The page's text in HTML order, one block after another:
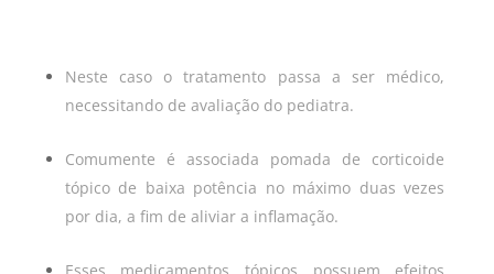
Neste caso o tratamento passa a ser médico,
necessitando de avaliação do pediatra.
Comumente é associada pomada de corticoide
tópico de baixa potência no máximo duas vezes
por dia, a fim de aliviar a inflamação.